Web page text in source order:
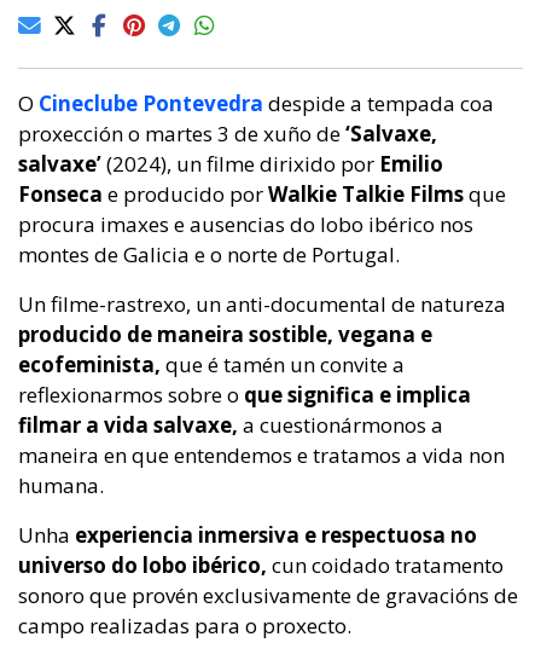
O Cineclube Pontevedra despide a tempada coa
proxección o martes 3 de xuño de‘Salvaxe,
salvaxe’(2024), un filmedirixido por Emilio
Fonseca e producido porWalkie Talkie Filmsque
procura imaxes e ausencias do lobo ibérico nos
montes de Galicia e o norte de Portugal.
Un filme-rastrexo, un anti-documental de natureza
producido de maneira sostible, vegana e
ecofeminista, que é tamén un convite a
reflexionarmos sobre o que significa e implica
filmar a vida salvaxe, a cuestionármonos a
maneira en que entendemos e tratamos a vida non
humana.
Unha experiencia inmersiva e respectuosa no
universo do lobo ibérico, cun coidado tratamento
sonoro que provén exclusivamente de gravacións de
campo realizadas para o proxecto.